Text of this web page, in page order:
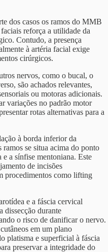
dos casos os ramos do MMB
reforça a utilidade da
Contudo, a presença
à artéria facial exige
cirúrgicos.
nervos, como o bucal, o
são achados relevantes,
ou motoras adicionais.
variações no padrão motor
rotas alternativas para a
à borda inferior da
se situa acima do ponto
a sínfise mentoniana. Este
de incisões
procedimentos como lifting
e a fáscia cervical
dissecção durante
o risco de danificar o nervo.
em um plano
platisma e superficial à fáscia
preservar a integridade do